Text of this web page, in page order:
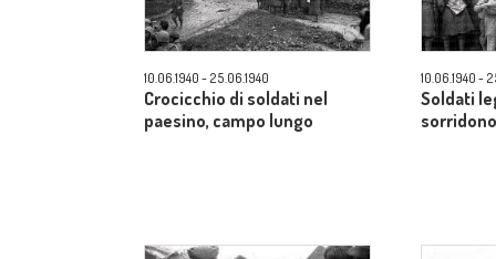
10.06.1940 - 25.06.1940
Crocicchio di soldati nel
paesino, campo lungo
10.06.1940 -
Soldati